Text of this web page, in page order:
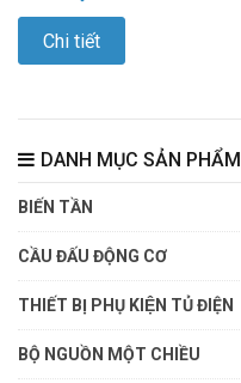
Chi tiết
DANH MỤC SẢN PHẨM
BIẾN TẦN
CẦU ĐẤU ĐỘNG CƠ
THIẾT BỊ PHỤ KIỆN TỦ ĐIỆN
BỘ NGUỒN MỘT CHIỀU